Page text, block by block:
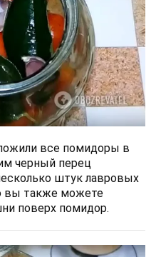
все помидоры в
черный перец
штук лавровых
вы также можете
поверх помидор.